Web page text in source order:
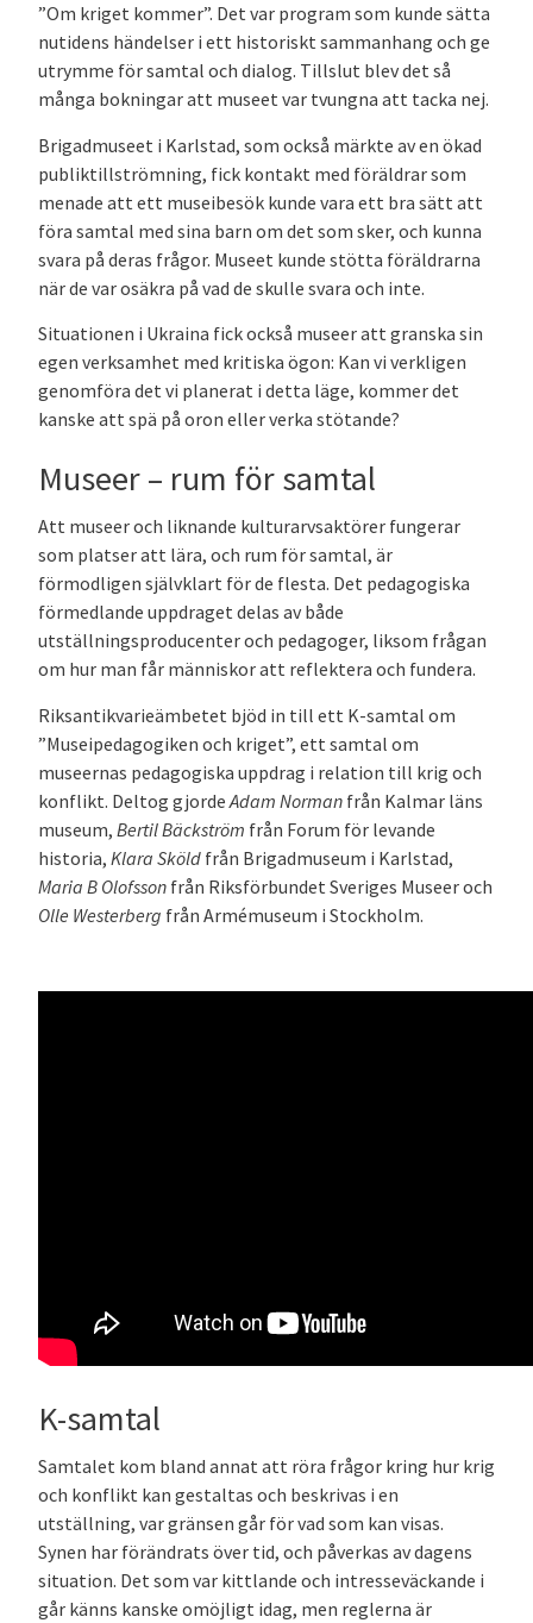
”Om kriget kommer”. Det var program som kunde sätta
nutidens händelser i ett historiskt sammanhang och ge
utrymme för samtal och dialog. Tillslut blev det så
många bokningar att museet var tvungna att tacka nej.
Brigadmuseet i Karlstad, som också märkte av en ökad
publiktillströmning, fick kontakt med föräldrar som
menade att ett museibesök kunde vara ett bra sätt att
föra samtal med sina barn om det som sker, och kunna
svara på deras frågor. Museet kunde stötta föräldrarna
när de var osäkra på vad de skulle svara och inte.
Situationen i Ukraina fick också museer att granska sin
egen verksamhet med kritiska ögon: Kan vi verkligen
genomföra det vi planerat i detta läge, kommer det
kanske att spä på oron eller verka stötande?
Museer – rum för samtal
Att museer och liknande kulturarvsaktörer fungerar
som platser att lära, och rum för samtal, är
förmodligen självklart för de flesta. Det pedagogiska
förmedlande uppdraget delas av både
utställningsproducenter och pedagoger, liksom frågan
om hur man får människor att reflektera och fundera.
Riksantikvarieämbetet bjöd in till ett K-samtal om
”Museipedagogiken och kriget”, ett samtal om
museernas pedagogiska uppdrag i relation till krig och
konflikt. Deltog gjorde Adam Norman från Kalmar läns
museum, Bertil Bäckström från Forum för levande
historia, Klara Sköld från Brigadmuseum i Karlstad,
Maria B Olofsson från Riksförbundet Sveriges Museer och
Olle Westerberg från Armémuseum i Stockholm.
K-samtal
Samtalet kom bland annat att röra frågor kring hur krig
och konflikt kan gestaltas och beskrivas i en
utställning, var gränsen går för vad som kan visas.
Synen har förändrats över tid, och påverkas av dagens
situation. Det som var kittlande och intresseväckande i
går känns kanske omöjligt idag, men reglerna är